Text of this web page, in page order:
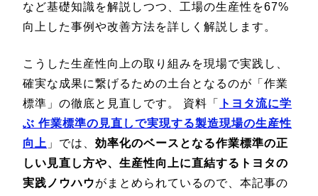
など基礎知識を解説しつつ、工場の生産性を67%
向上した事例や改善方法を詳しく解説します。
こうした生産性向上の取り組みを現場で実践し、
確実な成果に繋げるための土台となるのが「作業
標準」の徹底と見直しです。 資料「
トヨタ流に学
ぶ 作業標準の見直しで実現する製造現場の生産性
向上 」では、 効率化のベースとなる作業標準の正
しい見直し方や、生産性向上に直結するトヨタの
実践ノウハウがまとめられているので、本記事の